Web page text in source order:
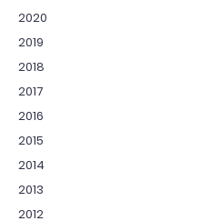
2020
2019
2018
2017
2016
2015
2014
2013
2012